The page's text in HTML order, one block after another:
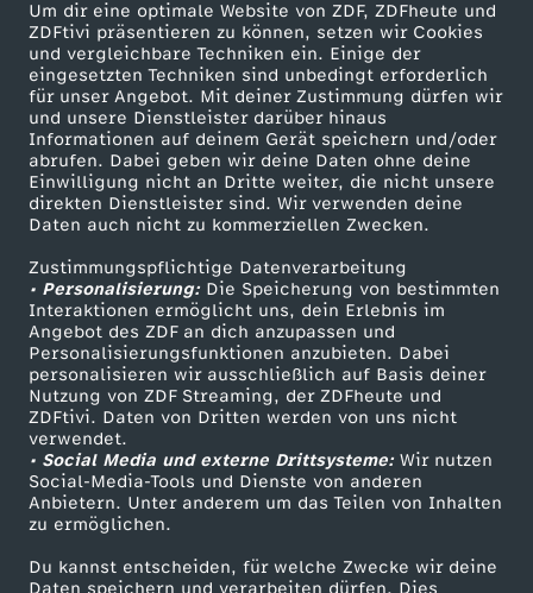
Um dir eine optimale Website von ZDF, ZDFheute und
ZDFtivi präsentieren zu können, setzen wir Cookies
und vergleichbare Techniken ein. Einige der
eingesetzten Techniken sind unbedingt erforderlich
für unser Angebot. Mit deiner Zustimmung dürfen wir
und unsere Dienstleister darüber hinaus
Informationen auf deinem Gerät speichern und/oder
abrufen. Dabei geben wir deine Daten ohne deine
Einwilligung nicht an Dritte weiter, die nicht unsere
direkten Dienstleister sind. Wir verwenden deine
Daten auch nicht zu kommerziellen Zwecken.
Zustimmungspflichtige Datenverarbeitung
• Personalisierung:Die Speicherung von bestimmten
Interaktionen ermöglicht uns, dein Erlebnis im
Angebot des ZDF an dich anzupassen und
Personalisierungsfunktionen anzubieten. Dabei
personalisieren wir ausschließlich auf Basis deiner
Nutzung von ZDF Streaming, der ZDFheute und
ZDFtivi. Daten von Dritten werden von uns nicht
verwendet.
• Social Media und externe Drittsysteme:Wir nutzen
Social-Media-Tools und Dienste von anderen
Anbietern. Unter anderem um das Teilen von Inhalten
zu ermöglichen.
Du kannst entscheiden, für welche Zwecke wir deine
Daten speichern und verarbeiten dürfen. Dies
o
f
f
e
n
e
n
A
u
g
Mehr ZDF
ZDF-Apps
Smart TV
ZDFtext
Livestreams
Sendungen A-Z
TV-Programm
Service
ZDFmitreden
Kontakt zum ZDF
Tickets
Zuschauerservice
Hilfe
ZDF Unternehmen
Karriere
ZDF goes Schule